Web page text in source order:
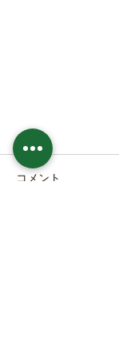
コメント